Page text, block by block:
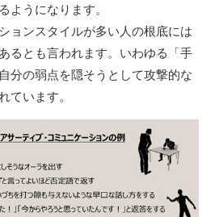
ようになります。
ョンスタイルが多い人の根底には
るとも言われます。いわゆる「手
分の弱点を隠そうとして攻撃的な
ています。